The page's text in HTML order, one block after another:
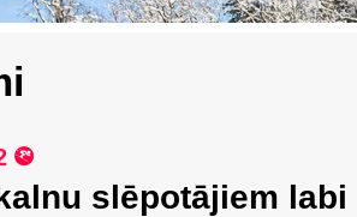
slēpotājiem labi